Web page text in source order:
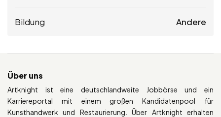
Bildung Andere
Über uns
Artknight ist eine deutschlandweite Jobbörse und ein
Karriereportal mit einem großen Kandidatenpool für
Kunsthandwerk und Restaurierung. Über Artknight erhalten